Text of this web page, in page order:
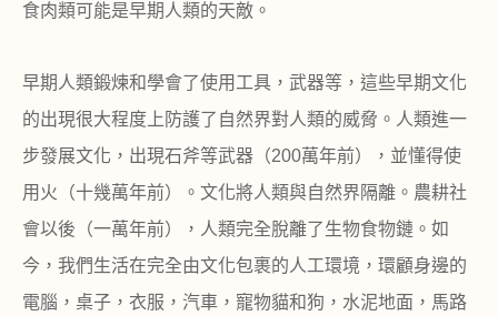
食肉類可能是早期人類的天敵。
早期人類鍛煉和學會了使用工具，武器等，這些早期文化
的出現很大程度上防護了自然界對人類的威脅。人類進一
步發展文化，出現石斧等武器（200萬年前），並懂得使
用火（十幾萬年前）。文化將人類與自然界隔離。農耕社
會以後（一萬年前），人類完全脫離了生物食物鏈。如
今，我們生活在完全由文化包裹的人工環境，環顧身邊的
電腦，桌子，衣服，汽車，寵物貓和狗，水泥地面，馬路